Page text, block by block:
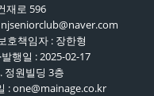
재로 596
호책임자 : 장한형
행일 : 2025-02-17
정원빌딩 3층
: one@mainage.co.kr